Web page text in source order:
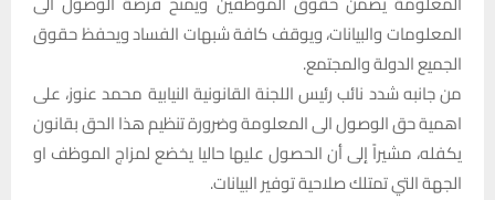
المعلومات والبيانات، ويوقف كافة شبهات الفساد ويحفظ حقوق
الجميع الدولة والمجتمع.
من جانبه شدد نائب رئيس اللجنة القانونية النيابية محمد عنوز، على
اهمية حق الوصول الى المعلومة وضرورة تنظيم هذا الحق بقانون
يكفله، مشيراً إلى أن الحصول عليها حاليا يخضع لمزاج الموظف او
الجهة التي تمتلك صلاحية توفير البيانات.